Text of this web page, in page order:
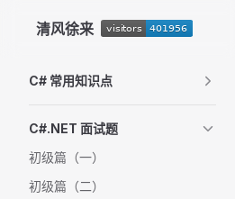
Skip to content
清风徐来
C# 常用知识点
C#.NET 面试题
初级篇（一）
初级篇（二）